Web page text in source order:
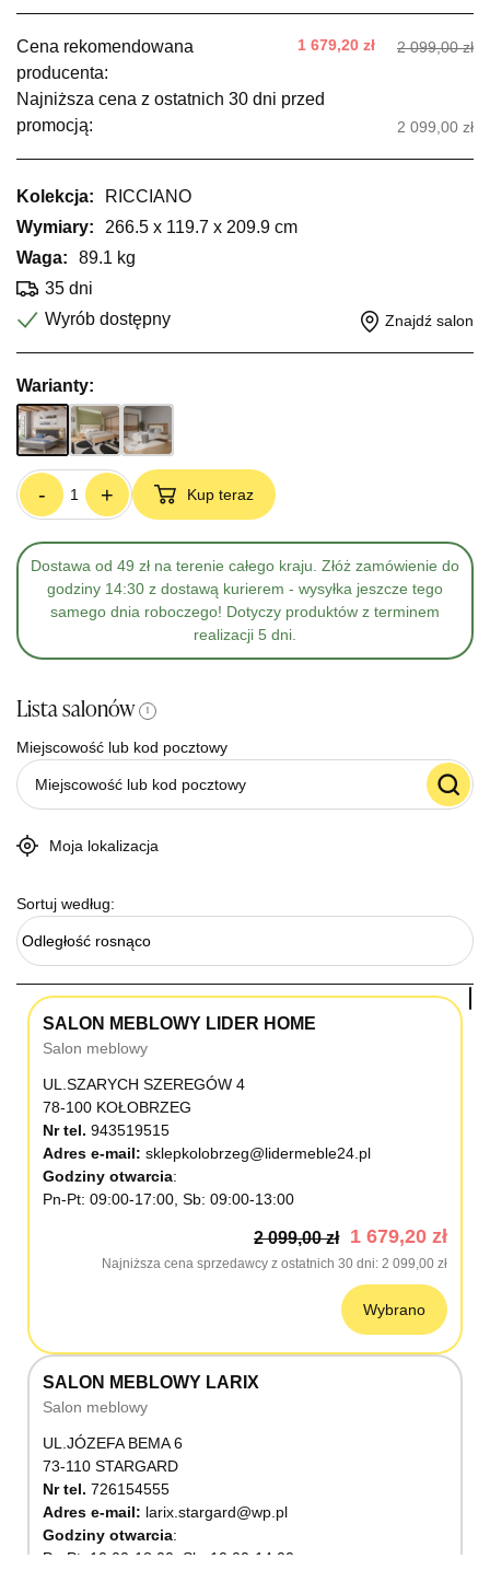
Cena rekomendowana
producenta:
1 679,20 zł 2 099,00 zł
Najniższa cena z ostatnich 30 dni przed
promocją:
2 099,00 zł
Kolekcja:
RICCIANO
Wymiary:
266.5 x 119.7 x 209.9 cm
Waga:
89.1 kg
35 dni
Wyrób dostępny
Znajdź salon
Warianty:
- + Kup teraz
Dostawa od 49 zł na terenie całego kraju. Złóż zamówienie do
godziny 14:30 z dostawą kurierem - wysyłka jeszcze tego
samego dnia roboczego! Dotyczy produktów z terminem
realizacji 5 dni.
Lista salonów i
Miejscowość lub kod pocztowy
Moja lokalizacja
Sortuj według:
Odległość rosnąco
SALON MEBLOWY LIDER HOME
Salon meblowy
UL.SZARYCH SZEREGÓW 4
78-100 KOŁOBRZEG
Nr tel. 943519515
Adres e-mail: sklepkolobrzeg@lidermeble24.pl
Godziny otwarcia
Pn-Pt: 09:00-17:00, Sb: 09:00-13:00
2 099,00 zł 1 679,20 zł
Najniższa cena sprzedawcy z ostatnich 30 dni 2 099,00 zł
Wybrano
SALON MEBLOWY LARIX
Salon meblowy
UL.JÓZEFA BEMA 6
73-110 STARGARD
Nr tel. 726154555
Adres e-mail: larix.stargard@wp.pl
Godziny otwarcia
Pn-Pt: 10:00-18:00, Sb: 10:00-14:00